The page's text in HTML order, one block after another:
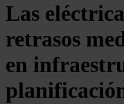
Las
retrasos
en